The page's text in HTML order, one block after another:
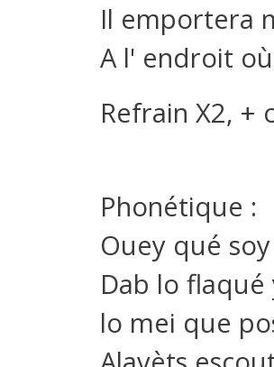
Il emportera
A l' endroit
Refrain X2,
Phonétique :
Ouey qué
Dab lo
lo mei que